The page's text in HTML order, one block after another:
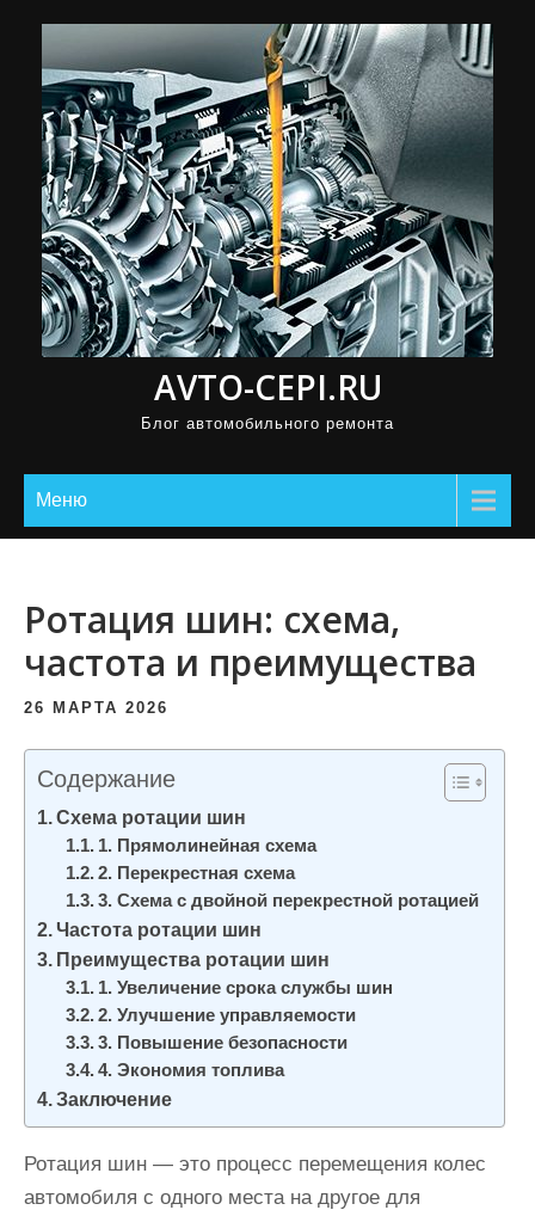
AVTO-CEPI.RU
Блог автомобильного ремонта
Меню
Ротация шин: схема,
частота и преимущества
26 МАРТА 2026
Содержание
Схема ротации шин
1. Прямолинейная схема
2. Перекрестная схема
3. Схема с двойной перекрестной ротацией
Частота ротации шин
Преимущества ротации шин
1. Увеличение срока службы шин
2. Улучшение управляемости
3. Повышение безопасности
4. Экономия топлива
Заключение
Ротация шин — это процесс перемещения колес
автомобиля с одного места на другое для